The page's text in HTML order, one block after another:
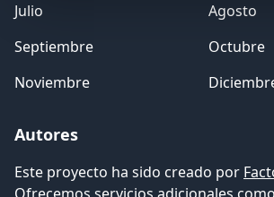
Julio
Agosto
Septiembre
Octubre
Noviembre
Autores
Este proyecto ha sido creado por